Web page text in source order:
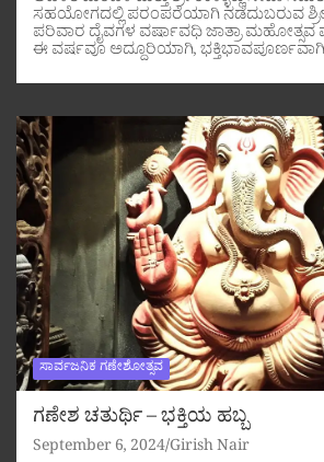
ಸಹಯೋಗದಲ್ಲಿ ಪರಂಪರೆಯಾಗಿ ನಡೆದುಬರುವ ಶ್ರೀ
ಪರಿವಾರ ದೈವಗಳ ವರ್ಷಾವಧಿ ಜಾತ್ರಾ ಮಹೋತ್ಸವ
ಈ ವರ್ಷವೂ ಅದ್ದೂರಿಯಾಗಿ,
ಸಾರ್ವಜನಿಕ ಗಣೇಶೋತ್ಸವ
ಗಣೇಶ ಚತುರ್ಥಿ – ಭಕ್ತಿಯ ಹಬ್ಬ
September 6, 2024 Girish Nair